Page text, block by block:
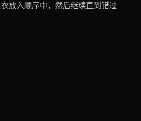
放入顺序中，然后继续直到错过